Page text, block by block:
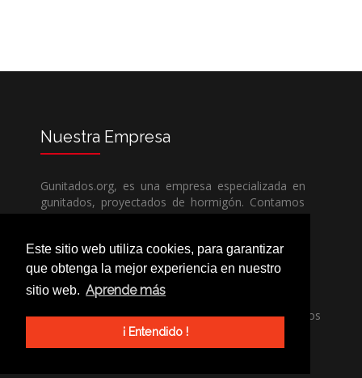
Este sitio web utiliza cookies, para garantizar
que obtenga la mejor experiencia en nuestro
sitio web. Aprende más
¡ Entendido !
Nuestra Empresa
Gunitados.org, es una empresa especializada en
gunitados, proyectados de hormigón. Contamos
con todos los medios humanos y técnicos, para
competencia.
Si necesita una empresa de gunitados, no dude
en llamarnos, nuestros técnicos estran encantados
de poder ayudarle, ya sea usted particular o
profesional.